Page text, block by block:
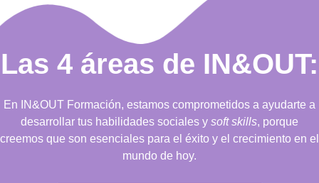
Las 4 áreas de IN&OUT:
En IN&OUT Formación, estamos comprometidos a ayudarte a
desarrollar tus habilidades sociales y soft skills, porque
creemos que son esenciales para el éxito y el crecimiento en el
mundo de hoy.